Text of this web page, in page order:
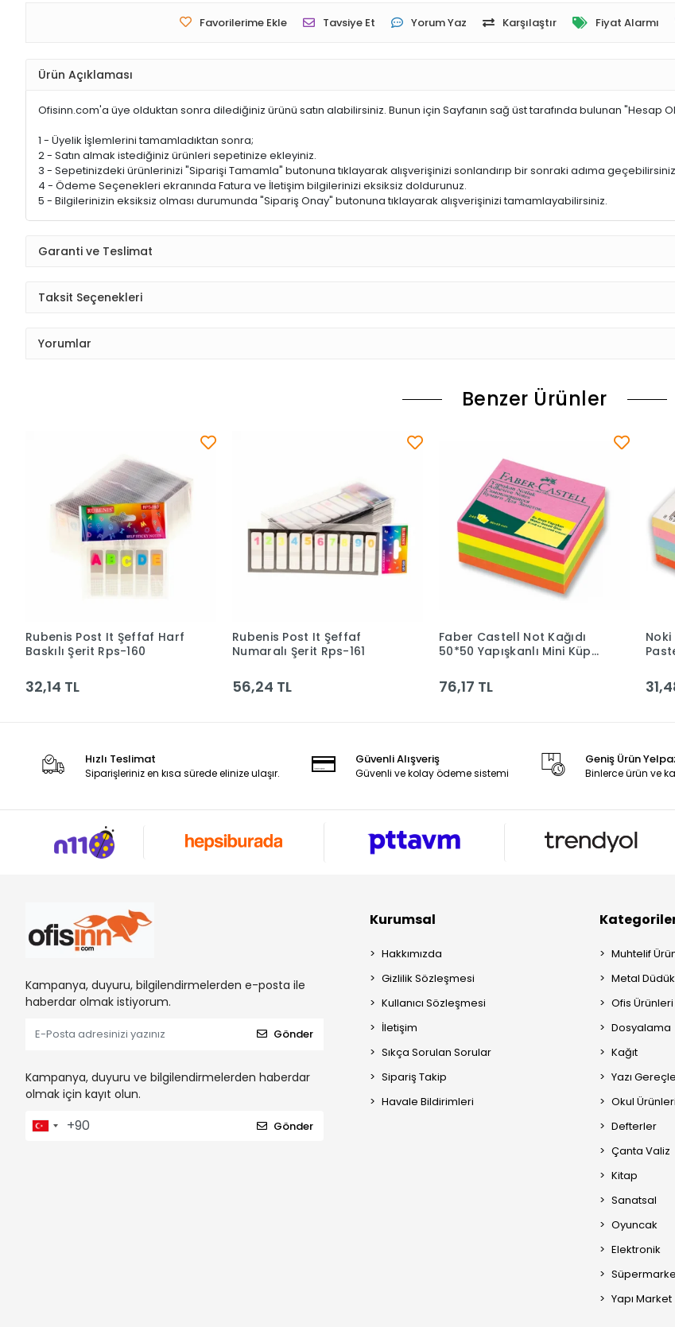
Favorilerime Ekle Tavsiye Et Yorum Yaz Karşılaştır Fiyat Alarmı
Ürün Açıklaması
Ofisinn.com'a üye olduktan sonra dilediğiniz ürünü satın alabilirsiniz. Bunun için Sayfanın sağ üst tarafında bulunan "Hesap
1 - Üyelik İşlemlerini tamamladıktan sonra;
2 - Satın almak istediğiniz ürünleri sepetinize ekleyiniz.
3 - Sepetinizdeki ürünlerinizi "Siparişi Tamamla" butonuna tıklayarak alışverişinizi sonlandırıp bir sonraki adıma
4 - Ödeme Seçenekleri ekranında Fatura ve İletişim bilgilerinizi eksiksiz doldurunuz.
5 - Bilgilerinizin eksiksiz olması durumunda "Sipariş Onay" butonuna tıklayarak alışverişinizi tamamlayabilirsiniz.
Garanti ve Teslimat
Taksit Seçenekleri
Yorumlar
Benzer Ürünler
Sepete Ekle
Rubenis Post It Şeffaf Harf
Baskılı Şerit Rps-160
32,14 TL
Sepete Ekle
Rubenis Post It Şeffaf
Numaralı Şerit Rps-161
56,24 TL
Sepete Ekle
Faber Castell Not Kağıdı
50*50 Yapışkanlı Mini Küp
76,17 TL
Noki
Hızlı Teslimat
Siparişleriniz en kısa sürede elinize ulaşır.
Güvenli Alışveriş
Güvenli ve kolay ödeme sistemi
Geniş Ürün
Binlerce ürün ve
Kampanya, duyuru, bilgilendirmelerden e-posta ile
haberdar olmak istiyorum.
Gönder
Kampanya, duyuru ve bilgilendirmelerden haberdar
olmak için kayıt olun.
Gönder
Kurumsal
Hakkımızda
Gizlilik Sözleşmesi
Kullanıcı Sözleşmesi
İletişim
Sıkça Sorulan Sorular
Sipariş Takip
Havale Bildirimleri
Muhtelif
Metal Düdük
Ofis Ürünleri
Dosyalama
Kağıt
Yazı
Okul Ürünleri
Defterler
Çanta Valiz
Kitap
Sanatsal
Oyuncak
Elektronik
Yapı Market